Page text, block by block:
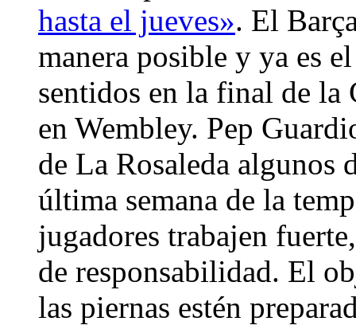
hasta el jueves». El
manera posible y ya es
sentidos en la final de la
en Wembley. Pep
de La Rosaleda algunos
última semana de la
jugadores trabajen
de responsabilidad. El
las piernas estén